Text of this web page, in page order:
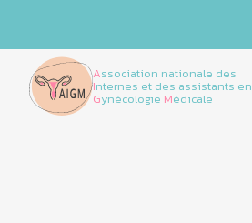
Association nationale des
Internes et des assistants en
Gynécologie Médicale